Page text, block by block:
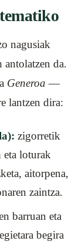
nagusiak
antolatzen da.
Generoa —
lantzen dira:
zigorretik
eta loturak
aitorpena,
zaintza.
barruan eta
begira